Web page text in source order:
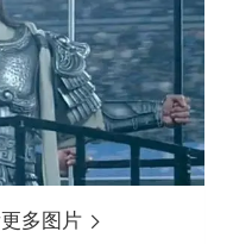
多图片